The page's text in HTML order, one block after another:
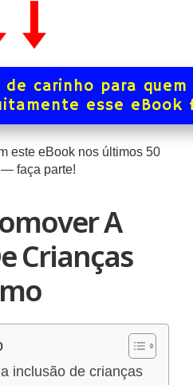
de carinho para
esse
este eBook nos últimos 50
faça parte!
A
Crianças
inclusão de crianças